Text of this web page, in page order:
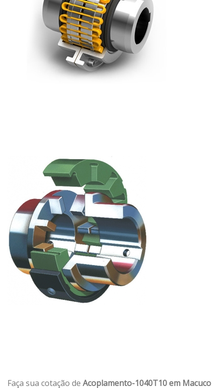
Faça sua cotação de Acoplamento-1040T10 em Macuco